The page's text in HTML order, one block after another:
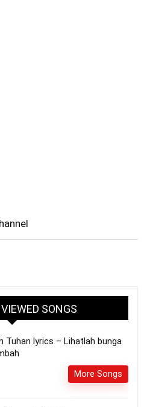
SONGS
Tuhan lyrics – Lihatlah bunga
More Songs